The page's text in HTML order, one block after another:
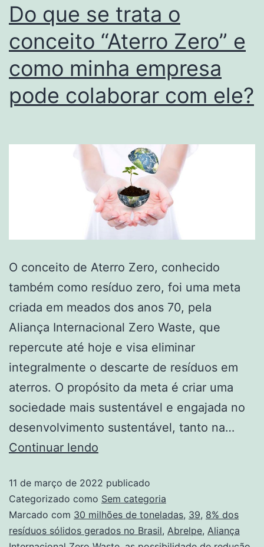
Do que se trata o
conceito “Aterro Zero” e
como minha empresa
pode colaborar com ele?
O conceito de Aterro Zero, conhecido
também como resíduo zero, foi uma meta
criada em meados dos anos 70, pela
Aliança Internacional Zero Waste, que
repercute até hoje e visa eliminar
integralmente o descarte de resíduos em
aterros. O propósito da meta é criar uma
sociedade mais sustentável e engajada no
desenvolvimento sustentável, tanto na…
Continuar lendo
11 de março de 2022 publicado
Categorizado como Sem categoria
Marcado com 30 milhões de toneladas, 39, 8% dos
resíduos sólidos gerados no Brasil, Abrelpe, Aliança